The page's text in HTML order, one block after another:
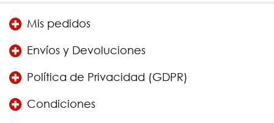
Mis pedidos
Envíos y Devoluciones
Política de Privacidad (GDPR)
Condiciones